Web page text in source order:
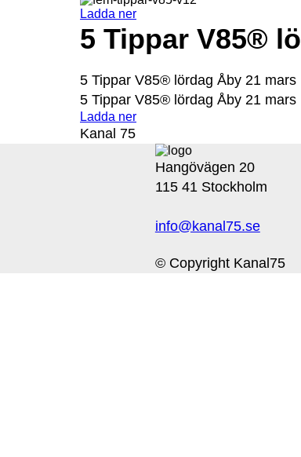
Ladda ner
5 Tippar V85®
5 Tippar V85® lördag Åby 21 mars
5 Tippar V85® lördag Åby 21 mars
Ladda ner
Kanal 75
Hangövägen 20
115 41 Stockholm
info@kanal75.se
© Copyright Kanal75